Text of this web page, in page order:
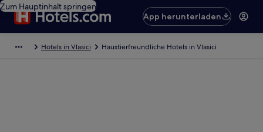
Zum Hauptinhalt springen
App herunterladen
Hotels in Vlasici Haustierfreundliche Hotels in Vlasici